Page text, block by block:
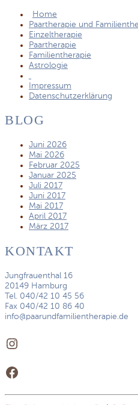
Home
Paartherapie und
Einzeltherapie
Paartherapie
Familientherapie
Astrologie
Impressum
Datenschutzerklärung
BLOG
Juni 2026
Mai 2026
Februar 2025
Januar 2025
Juli 2017
Juni 2017
Mai 2017
April 2017
März 2017
KONTAKT
Jungfrauenthal 16
20149 Hamburg
Tel. 040/42 10 45 56
Fax 040/42 10 86 40
info@paarundfamilientherapie.de
Instagram
Facebook